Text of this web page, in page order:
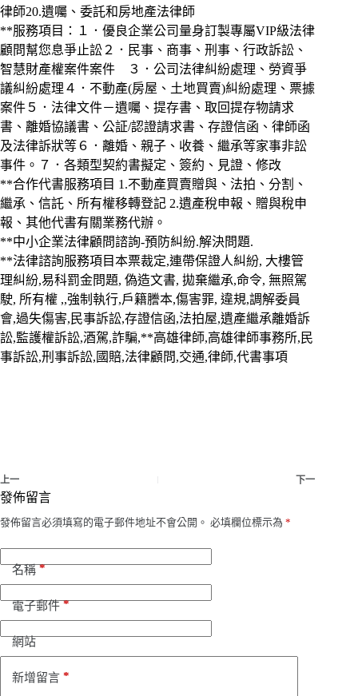
律師20.遺囑、委託和房地產法律師
**服務項目：１．優良企業公司量身訂製專屬VIP級法律
顧問幫您息爭止訟２．民事、商事、刑事、行政訴訟、
智慧財產權案件案件 ３．公司法律糾紛處理、勞資爭
議糾紛處理４．不動產(房屋、土地買賣)糾紛處理、票據
案件５．法律文件－遺囑、提存書、取回提存物請求
書、離婚協議書、公証/認證請求書、存證信函、律師函
及法律訴狀等６．離婚、親子、收養、繼承等家事非訟
事件。７．各類型契約書擬定、簽約、見證、修改
**合作代書服務項目 1.不動產買賣贈與、法拍、分割、
繼承、信託、所有權移轉登記 2.遺產稅申報、贈與稅申
報、其他代書有關業務代辦。
**中小企業法律顧問諮詢-預防糾紛.解決問題.
**法律諮詢服務項目本票裁定,連帶保證人糾紛, 大樓管
理糾紛,易科罰金問題, 偽造文書, 拋棄繼承,命令, 無照駕
駛, 所有權 ,,強制執行,戶籍謄本,傷害罪, 違規,調解委員
會,過失傷害,民事訴訟,存證信函,法拍屋,遺產繼承離婚訴
訟,監護權訴訟,酒駕,詐騙,**高雄律師,高雄律師事務所,民
事訴訟,刑事訴訟,國賠,法律顧問,交通,律師,代書事項
上一 下一
發佈留言
發佈留言必須填寫的電子郵件地址不會公開。 必填欄位標示為 *
名稱*
電子郵件*
網站
新增留言 *